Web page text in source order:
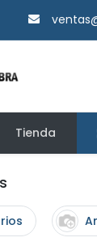
Tienda